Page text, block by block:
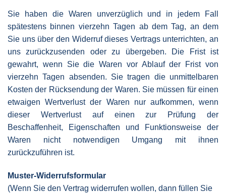
Sie haben die Waren unverzüglich und in jedem Fall
spätestens binnen vierzehn Tagen ab dem Tag, an dem
Sie uns über den Widerruf dieses Vertrags unterrichten, an
uns zurückzusenden oder zu übergeben. Die Frist ist
gewahrt, wenn Sie die Waren vor Ablauf der Frist von
vierzehn Tagen absenden. Sie tragen die unmittelbaren
Kosten der Rücksendung der Waren. Sie müssen für einen
etwaigen Wertverlust der Waren nur aufkommen, wenn
dieser Wertverlust auf einen zur Prüfung der
Beschaffenheit, Eigenschaften und Funktionsweise der
Waren nicht notwendigen Umgang mit ihnen
zurückzuführen ist.
Muster-Widerrufsformular
(Wenn Sie den Vertrag widerrufen wollen, dann füllen Sie